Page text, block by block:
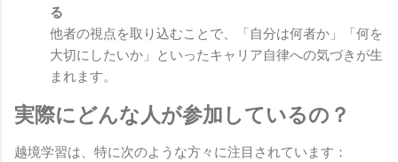
る
他者の視点を取り込むことで、「自分は何者か」「何を
大切にしたいか」といったキャリア自律への気づきが生
まれます。
実際にどんな人が参加しているの？
越境学習は、特に次のような方々に注目されています：